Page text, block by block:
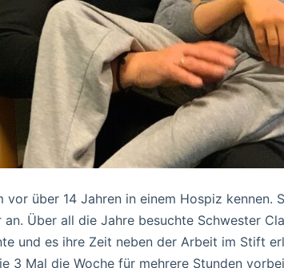
vor über 14 Jahren in einem Hospiz kennen.
Über all die Jahre besuchte Schwester
und es ihre Zeit neben der Arbeit im Stift
3 Mal die Woche für mehrere Stunden